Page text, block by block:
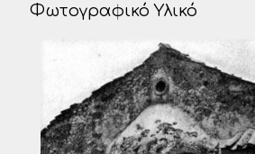
Φωτογραφικό Υλικό